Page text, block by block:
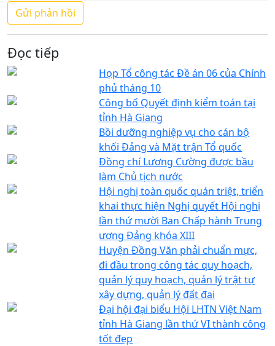
Đọc tiếp
Họp Tổ công tác Đề án 06 của Chính
phủ tháng 10
Công bố Quyết định kiểm toán tại
tỉnh Hà Giang
Bồi dưỡng nghiệp vụ cho cán bộ
khối Đảng và Mặt trận Tổ quốc
Đồng chí Lương Cường được bầu
làm Chủ tịch nước
Hội nghị toàn quốc quán triệt, triển
khai thực hiện Nghị quyết Hội nghị
lần thứ mười Ban Chấp hành Trung
ương Đảng khóa XIII
Huyện Đồng Văn phải chuẩn mực,
đi đầu trong công tác quy hoạch,
quản lý quy hoạch, quản lý trật tự
xây dựng, quản lý đất đai
Đại hội đại biểu Hội LHTN Việt Nam
tỉnh Hà Giang lần thứ VI thành công
tốt đẹp